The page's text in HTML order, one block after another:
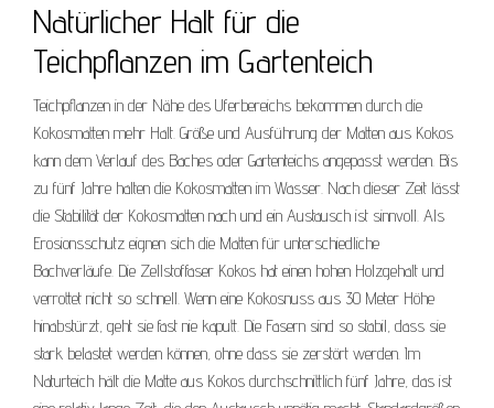
Natürlicher Halt für die
Teichpflanzen im Gartenteich
Teichpflanzen in der Nähe des Uferbereichs bekommen durch die
Kokosmatten mehr Halt. Größe und Ausführung der Matten aus Kokos
kann dem Verlauf des Baches oder Gartenteichs angepasst werden. Bis
zu fünf Jahre halten die Kokosmatten im Wasser. Nach dieser Zeit lässt
die Stabilität der Kokosmatten nach und ein Austausch ist sinnvoll. Als
Erosionsschutz eignen sich die Matten für unterschiedliche
Bachverläufe. Die Zellstoffaser Kokos hat einen hohen Holzgehalt und
verrottet nicht so schnell. Wenn eine Kokosnuss aus 30 Meter Höhe
hinabstürzt, geht sie fast nie kaputt. Die Fasern sind so stabil, dass sie
stark belastet werden können, ohne dass sie zerstört werden. Im
Naturteich hält die Matte aus Kokos durchschnittlich fünf Jahre, das ist